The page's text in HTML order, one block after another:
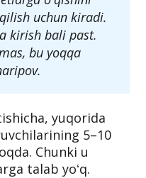
qilish uchun kiradi.
kirish bali past.
bu yoqqa
yuqorida
5–10
Chunki u
talab yoʻq.